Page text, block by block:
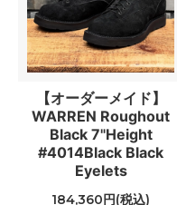
【オーダーメイド】
WARREN Roughout
Black 7"Height
#4014Black Black
Eyelets
184,360円(税込)